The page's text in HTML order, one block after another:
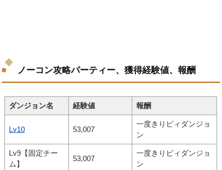
ノーコン攻略パーティー、獲得経験値、報酬
ダンジョン名 経験値 報酬
Lv10 53,007
一度きりピィダンジョ
ン
Lv9【固定チー
ム】
53,007
一度きりピィダンジョ
ン